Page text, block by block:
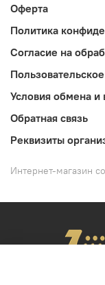
Оферта
Политика
Согласие на
Условия обмена и
Обратная связь
Реквизиты
Интернет-магазин